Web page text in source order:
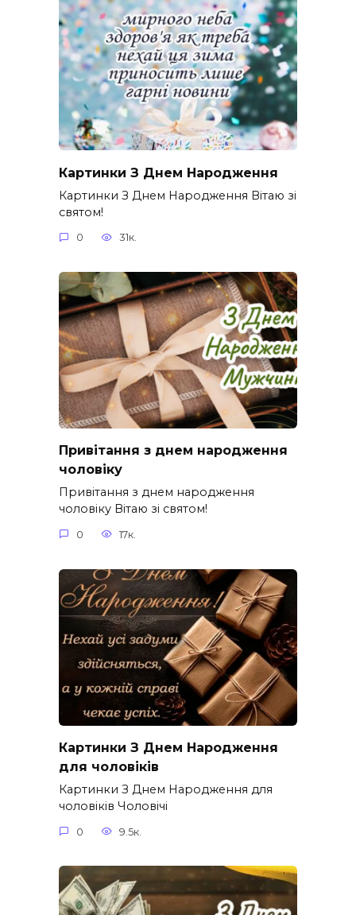
Картинки З Днем Народження
Картинки З Днем Народження Вітаю зі
святом!
0 31к.
Привітання з днем народження
чоловіку
Привітання з днем народження
чоловіку Вітаю зі святом!
0 17к.
Картинки З Днем Народження
для чоловіків​
Картинки З Днем Народження для
чоловіків​ Чоловічі
0 9.5к.